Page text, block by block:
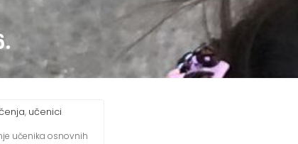
, učenici
učenika osnovnih